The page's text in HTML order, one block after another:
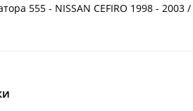
555 - NISSAN CEFIRO 1998 - 2003